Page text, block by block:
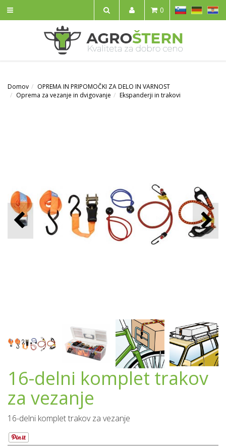
IŠČI
SL HR
0
Domov
OPREMA IN PRIPOMOČKI ZA DELO IN VARNOST
Oprema za vezanje in dvigovanje
Ekspanderji in trakovi
16-delni komplet trakov
za vezanje
16-delni komplet trakov za vezanje